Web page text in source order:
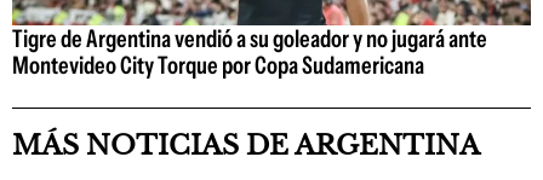
Tigre de Argentina vendió a su goleador y no jugará ante
Montevideo City Torque por Copa Sudamericana
MÁS NOTICIAS DE ARGENTINA